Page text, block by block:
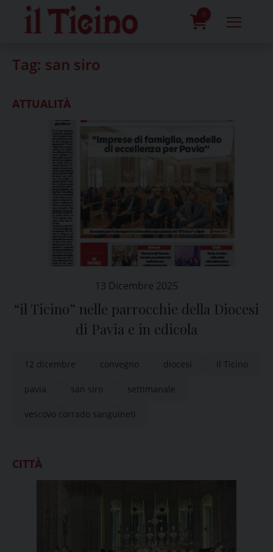
content
0
Tag: san siro
ATTUALITÀ
13 Dicembre 2025
“il Ticino” nelle parrocchie della Diocesi
di Pavia e in edicola
12 dicembre convegno diocesi Il Ticino
pavia san siro settimanale
vescovo corrado sanguineti
CITTÀ